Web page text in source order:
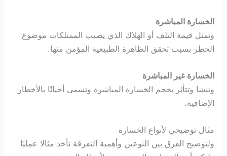
الخسارة المباشرة
وتمثل قيمة التلف أو الهلاك الذي يصيب الممتلكات موضوع
الخطر بسبب تحقق الظاهرة الطبيعية المؤمن منها.
الخسارة غير المباشرة
وتنشا وتتأثر بحجم الخسارة المباشرة وتسمى أحيانًا بالأخطار
الإضافية.
مثال توضيحي لأنواع الخسارة
ولتوضيح الفرق بين النوعين وأهمية التفرقة نأخذ مثالا عمليًا